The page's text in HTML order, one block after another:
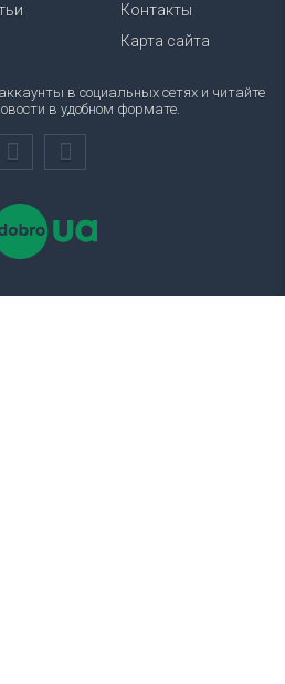
Контакты
Карта сайта
в социальных сетях и читайте
в удобном формате.